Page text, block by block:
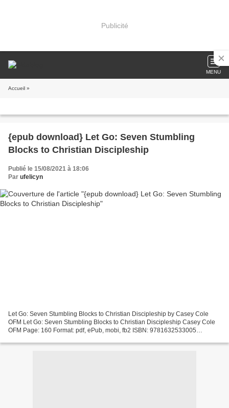
Publicité
MENU
Accueil »
{epub download} Let Go: Seven Stumbling
Blocks to Christian Discipleship
Publié le 15/08/2021 à 18:06
Par ufelicyn
Let Go: Seven Stumbling Blocks to Christian Discipleship by Casey Cole
OFM Let Go: Seven Stumbling Blocks to Christian Discipleship Casey Cole
OFM Page: 160 Format: pdf, ePub, mobi, fb2 ISBN: 9781632533005